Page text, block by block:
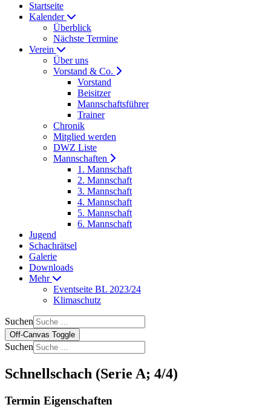
Startseite
Kalender
Überblick
Nächste Termine
Verein
Über uns
Vorstand & Co.
Vorstand
Beisitzer
Mannschaftsführer
Trainer
Chronik
Mitglied werden
DWZ Liste
Mannschaften
1. Mannschaft
2. Mannschaft
3. Mannschaft
4. Mannschaft
5. Mannschaft
6. Mannschaft
Jugend
Schachrätsel
Galerie
Downloads
Mehr
Eventseite BL 2023/24
Klimaschutz
Suchen
Off-Canvas Toggle
Suchen
Schnellschach (Serie A; 4/4)
Termin Eigenschaften